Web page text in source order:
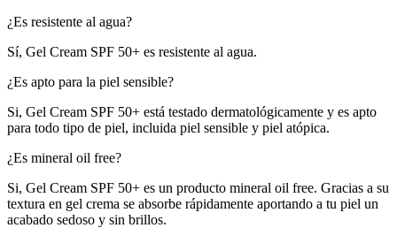
¿Es resistente al agua?
Sí, Gel Cream SPF 50+ es resistente al agua.
¿Es apto para la piel sensible?
Si, Gel Cream SPF 50+ está testado dermatológicamente y es apto
para todo tipo de piel, incluida piel sensible y piel atópica.
¿Es mineral oil free?
Si, Gel Cream SPF 50+ es un producto mineral oil free. Gracias a su
textura en gel crema se absorbe rápidamente aportando a tu piel un
acabado sedoso y sin brillos.